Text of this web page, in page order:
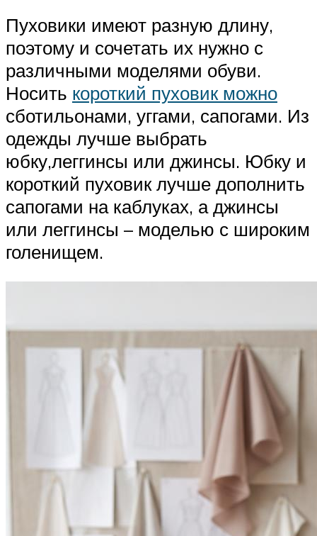
Пуховики имеют разную длину,
поэтому и сочетать их нужно с
различными моделями обуви.
Носить короткий пуховик можно
сботильонами, уггами, сапогами. Из
одежды лучше выбрать
юбку,леггинсы или джинсы. Юбку и
короткий пуховик лучше дополнить
сапогами на каблуках, а джинсы
или леггинсы – моделью с широким
голенищем.